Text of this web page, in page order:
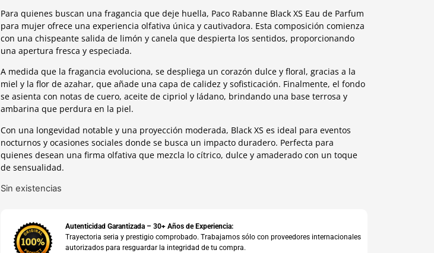
Para quienes buscan una fragancia que deje huella, Paco Rabanne Black XS Eau de Parfum
para mujer ofrece una experiencia olfativa única y cautivadora. Esta composición comienza
con una chispeante salida de limón y canela que despierta los sentidos, proporcionando
una apertura fresca y especiada.
A medida que la fragancia evoluciona, se despliega un corazón dulce y floral, gracias a la
miel y la flor de azahar, que añade una capa de calidez y sofisticación. Finalmente, el fondo
se asienta con notas de cuero, aceite de cipriol y ládano, brindando una base terrosa y
ambarina que perdura en la piel.
Con una longevidad notable y una proyección moderada, Black XS es ideal para eventos
nocturnos y ocasiones sociales donde se busca un impacto duradero. Perfecta para
quienes desean una firma olfativa que mezcla lo cítrico, dulce y amaderado con un toque
de sensualidad.
Sin existencias
Autenticidad Garantizada – 30+ Años de Experiencia:
Trayectoria seria y prestigio comprobado. Trabajamos sólo con proveedores internacionales
autorizados para resguardar la integridad de tu compra.